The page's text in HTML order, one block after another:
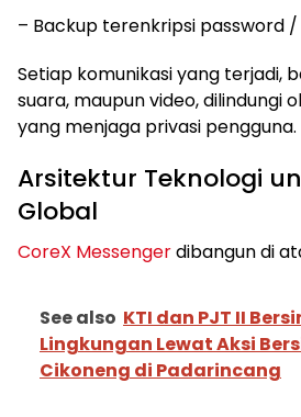
– Backup terenkripsi password
Setiap komunikasi yang terjadi,
suara, maupun video, dilindungi
yang menjaga privasi pengguna.
Arsitektur Teknologi
Global
CoreX Messengerdibangun di
See also KTI dan PJT II
Lingkungan Lewat Aksi
Cikoneng di Padarincang